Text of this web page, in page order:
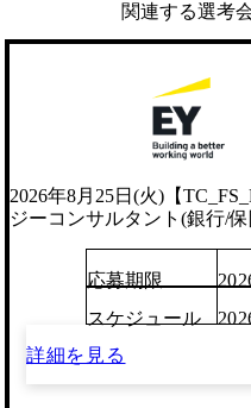
関連する選考
2026年8月25日(火)【
ジーコンサルタント(銀行/
応募期限
スケジュール
詳細を見る